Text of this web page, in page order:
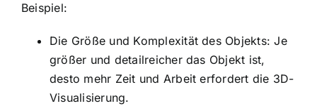
Beispiel:
Die Größe und Komplexität des Objekts: Je
größer und detailreicher das Objekt ist,
desto mehr Zeit und Arbeit erfordert die 3D-
Visualisierung.